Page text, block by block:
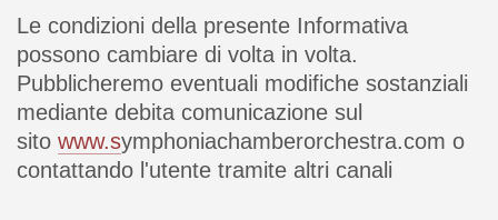
Le condizioni della presente Informativa
possono cambiare di volta in volta.
Pubblicheremo eventuali modifiche sostanziali
mediante debita comunicazione sul
sito www.symphoniachamberorchestra.com o
contattando l'utente tramite altri canali